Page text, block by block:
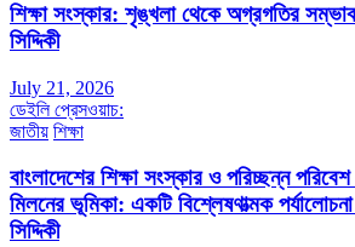
শিক্ষা সংস্কার: শৃঙ্খলা থেকে অগ্রগতির
সিদ্দিকী
July 21, 2026
ডেইলি প্রেসওয়াচ:
জাতীয় শিক্ষা
বাংলাদেশের শিক্ষা সংস্কার ও পরিচ্ছন্ন
মিলনের ভূমিকা: একটি বিশ্লেষণাত্মক
সিদ্দিকী